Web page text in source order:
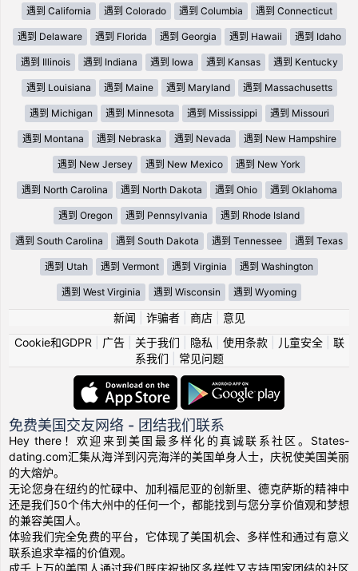
遇到 California 遇到 Colorado 遇到 Columbia 遇到 Connecticut
遇到 Delaware 遇到 Florida 遇到 Georgia 遇到 Hawaii 遇到 Idaho
遇到 Illinois 遇到 Indiana 遇到 Iowa 遇到 Kansas 遇到 Kentucky
遇到 Louisiana 遇到 Maine 遇到 Maryland 遇到 Massachusetts
遇到 Michigan 遇到 Minnesota 遇到 Mississippi 遇到 Missouri
遇到 Montana 遇到 Nebraska 遇到 Nevada 遇到 New Hampshire
遇到 New Jersey 遇到 New Mexico 遇到 New York
遇到 North Carolina 遇到 North Dakota 遇到 Ohio 遇到 Oklahoma
遇到 Oregon 遇到 Pennsylvania 遇到 Rhode Island
遇到 South Carolina 遇到 South Dakota 遇到 Tennessee 遇到 Texas
遇到 Utah 遇到 Vermont 遇到 Virginia 遇到 Washington
遇到 West Virginia 遇到 Wisconsin 遇到 Wyoming
新闻 诈骗者| 商店| 意见
Cookie和GDPR
广告| 关于我们 隐私 使用条款| 儿童安全| 联
系我们
常见问题
免费美国交友网络 - 团结我们联系
Hey there！欢迎来到美国最多样化的真诚联系社区。States-
dating.com汇集从海洋到闪亮海洋的美国单身人士，庆祝使美国美丽
的大熔炉。
无论您身在纽约的忙碌中、加利福尼亚的创新里、德克萨斯的精神中
还是我们50个伟大州中的任何一个，都能找到与您分享价值观和梦想
的兼容美国人。
体验我们完全免费的平台，它体现了美国机会、多样性和通过有意义
联系追求幸福的价值观。
成千上万的美国人通过我们既庆祝地区多样性又支持国家团结的社区